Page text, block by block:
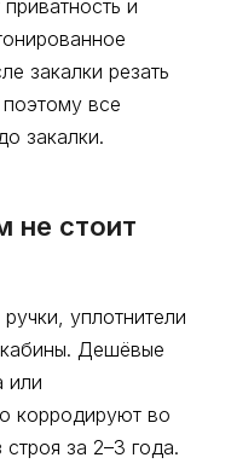
и
закалки резать
поэтому все
закалки.
не стоит
уплотнители
Дешёвые
или
корродируют во
за 2–3 года.